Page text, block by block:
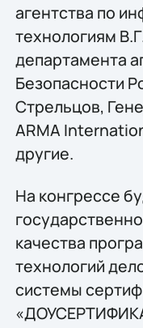
агентства по
технологиям
департамента
Безопасности
Стрельцов,
ARMA
другие.
На конгрессе
качества
технологий
системы